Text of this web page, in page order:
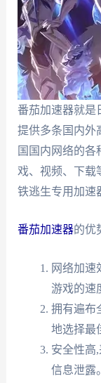
番茄加速器就是
提供多条国内外
国国内网络的
戏、视频、下载
铁逃生专用加速
番茄加速器的优
网络加速
游戏的速
拥有遍布
地选择最
安全性高
信息泄露。